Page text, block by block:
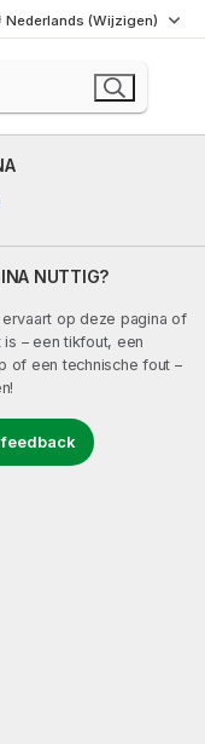
Nederlands (Wijzigen)
NUTTIG?
op deze pagina of
is – een tikfout, een
of een technische fout –